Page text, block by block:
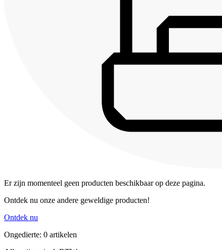
Er zijn momenteel geen producten beschikbaar op deze pagina.
Ontdek nu onze andere geweldige producten!
Ontdek nu
Ongedierte: 0 artikelen